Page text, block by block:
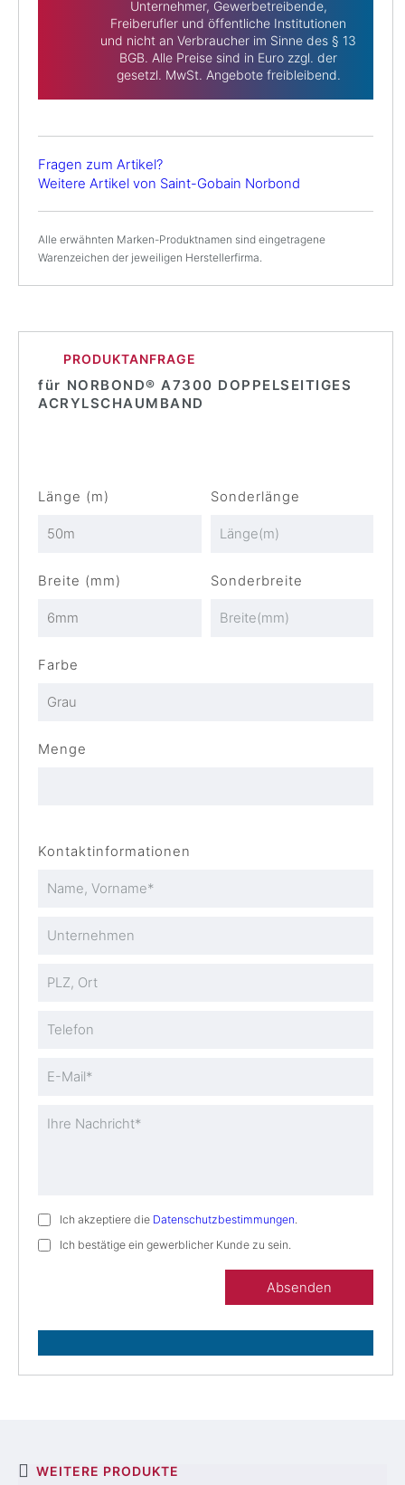
Unternehmer, Gewerbetreibende,
Freiberufler und öffentliche Institutionen
und nicht an Verbraucher im Sinne des § 13
BGB. Alle Preise sind in Euro zzgl. der
gesetzl. MwSt. Angebote freibleibend.
Fragen zum Artikel?
Weitere Artikel von Saint-Gobain Norbond
Alle erwähnten Marken-Produktnamen sind eingetragene
Warenzeichen der jeweiligen Herstellerfirma.
PRODUKTANFRAGE
für NORBOND® A7300 DOPPELSEITIGES
ACRYLSCHAUMBAND
Länge (m) Sonderlänge
Breite (mm) Sonderbreite
Farbe
Menge
Kontaktinformationen
Ich akzeptiere die Datenschutzbestimmungen
Ich bestätige ein gewerblicher Kunde zu sein.
WEITERE PRODUKTE